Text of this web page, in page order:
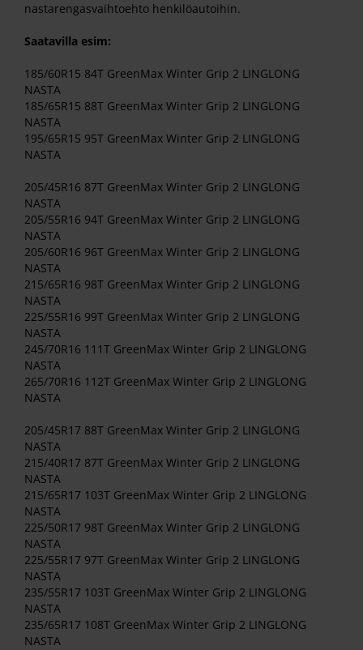
nastarengasvaihtoehto henkilöautoihin.
Saatavilla esim:
185/60R15 84T GreenMax Winter Grip 2 LINGLONG
NASTA
185/65R15 88T GreenMax Winter Grip 2 LINGLONG
NASTA
195/65R15 95T GreenMax Winter Grip 2 LINGLONG
NASTA
205/45R16 87T GreenMax Winter Grip 2 LINGLONG
NASTA
205/55R16 94T GreenMax Winter Grip 2 LINGLONG
NASTA
205/60R16 96T GreenMax Winter Grip 2 LINGLONG
NASTA
215/65R16 98T GreenMax Winter Grip 2 LINGLONG
NASTA
225/55R16 99T GreenMax Winter Grip 2 LINGLONG
NASTA
245/70R16 111T GreenMax Winter Grip 2 LINGLONG
NASTA
265/70R16 112T GreenMax Winter Grip 2 LINGLONG
NASTA
205/45R17 88T GreenMax Winter Grip 2 LINGLONG
NASTA
215/40R17 87T GreenMax Winter Grip 2 LINGLONG
NASTA
215/65R17 103T GreenMax Winter Grip 2 LINGLONG
NASTA
225/50R17 98T GreenMax Winter Grip 2 LINGLONG
NASTA
225/55R17 97T GreenMax Winter Grip 2 LINGLONG
NASTA
235/55R17 103T GreenMax Winter Grip 2 LINGLONG
NASTA
235/65R17 108T GreenMax Winter Grip 2 LINGLONG
NASTA